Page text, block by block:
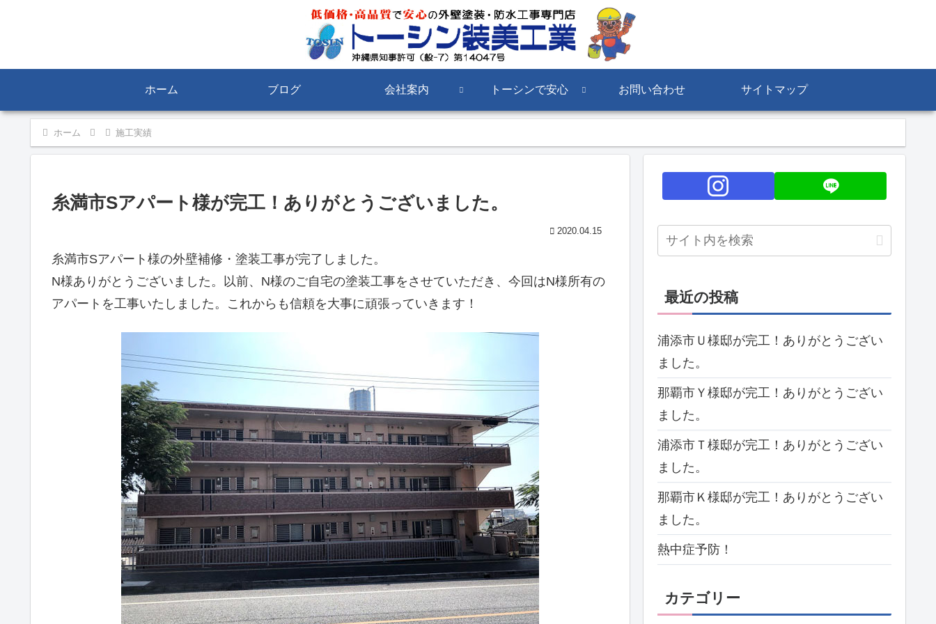
ホーム ブログ 会社案内 トーシンで安心 お問い合わせ サイトマップ
ホーム 施工実績
糸満市Sアパート様が完工！ありがとうございました。
2020.04.15
糸満市Sアパート様の外壁補修・塗装工事が完了しました。
N様ありがとうございました。以前、N様のご自宅の塗装工事をさせていただき、今回はN様所有の
アパートを工事いたしました。これからも信頼を大事に頑張っていきます！
最近の投稿
浦添市Ｕ様邸が完工！ありがとうござい
ました。
那覇市Ｙ様邸が完工！ありがとうござい
ました。
浦添市Ｔ様邸が完工！ありがとうござい
ました。
那覇市Ｋ様邸が完工！ありがとうござい
ました。
熱中症予防！
カテゴリー